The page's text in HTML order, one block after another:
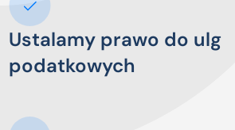
Ustalamy prawo do ulg
podatkowych